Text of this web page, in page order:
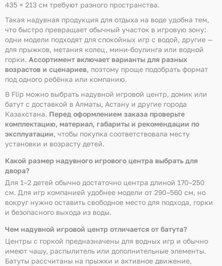
435 × 213 см требуют разного пространства.
Такая надувная продукция для отдыха на воде удобна тем,
что быстро превращает обычный участок в игровую зону:
одни модели подходят для спокойных игр с водой, другие —
для прыжков, метания колец, мини-боулинга или водной
горки. Ассортимент включает варианты для разных
возрастов и сценариев, поэтому проще подобрать формат
под одного ребёнка или компанию.
В Flip можно выбрать надувной игровой центр, домик или
батут с доставкой в Алматы, Астану и другие города
Казахстана. Перед оформлением заказа проверьте
комплектацию, материал, габариты и рекомендации по
эксплуатации, чтобы покупка соответствовала месту
установки и возрасту детей.
Какой размер надувного игрового центра выбрать для
двора?
Для 1–2 детей обычно достаточно центра длиной 170–250
см. Для игр компанией удобнее модели от 290–560 см, но
вокруг нужно оставить свободное место для подхода, горки
и безопасного выхода из воды.
Чем надувной игровой центр отличается от батута?
Центры с горкой предназначены для водных игр и обычно
имеют чашу, распылитель или дополнительные элементы.
Батуты рассчитаны на прыжки и активное движение,